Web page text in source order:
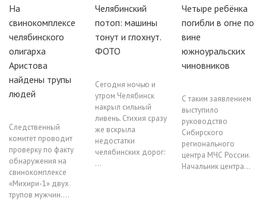
На
свинокомплексе
челябинского
олигарха
Аристова
найдены трупы
людей
Следственный
комитет проводит
проверку по факту
обнаружения на
свинокомплексе
«Михири-1» двух
трупов мужчин.…
Челябинский
потоп: машины
тонут и глохнут.
ФОТО
Сегодня ночью и
утром Челябинск
накрыл сильный
ливень. Стихия сразу
же вскрыла
недостатки
челябинских дорог:
…
Четыре ребёнка
погибли в огне по
вине
южноуральских
чиновников
С таким заявлением
выступило
руководство
Сибирского
регионального
центра МЧС России.
Начальник центра…